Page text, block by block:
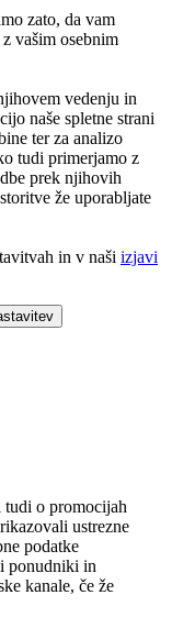
zato, da vam
vašim osebnim
vedenju in
naše spletne strani
ter za analizo
tudi primerjamo z
prek njihovih
že uporabljate
in v naši izjavi
o promocijah
ustrezne
podatke
ponudniki in
kanale, če že